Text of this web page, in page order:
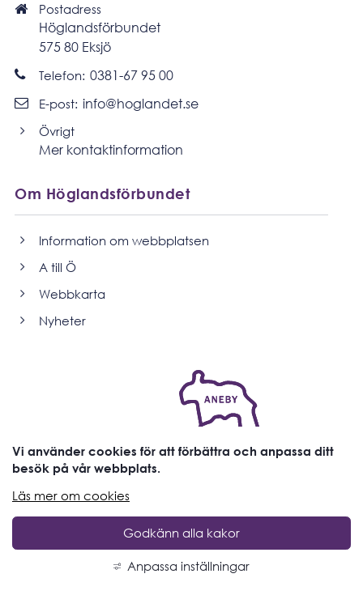
Vi använder cookies för att förbättra och anpassa ditt
besök på vår webbplats.
Läs mer om cookies
Godkänn alla kakor
Anpassa inställningar
Postadress
Postadress
Höglandsförbundet
575 80 Eksjö
RingTelefon: 0381-67 95 00
Skicka
post
E-post: info@hoglandet.se
Övrigt
Mer kontaktinformation
Om Höglandsförbundet
Information om webbplatsen
A till Ö
Webbkarta
Nyheter